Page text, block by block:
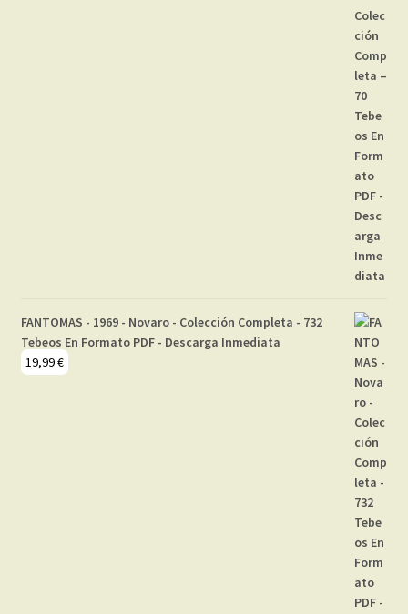
FANTOMAS - 1969 - Novaro - Colección Completa - 732
Tebeos En Formato PDF - Descarga Inmediata
19,99€